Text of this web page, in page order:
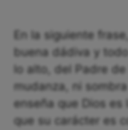
En la siguiente
buena dádiva y
lo alto, del Padre
mudanza, ni
enseña que Dios
que su carácter es